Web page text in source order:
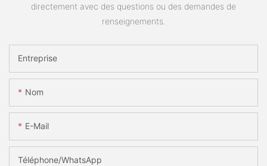
directement avec des questions ou des demandes de
renseignements.
Entreprise
Nom
E-Mail
Téléphone/WhatsApp